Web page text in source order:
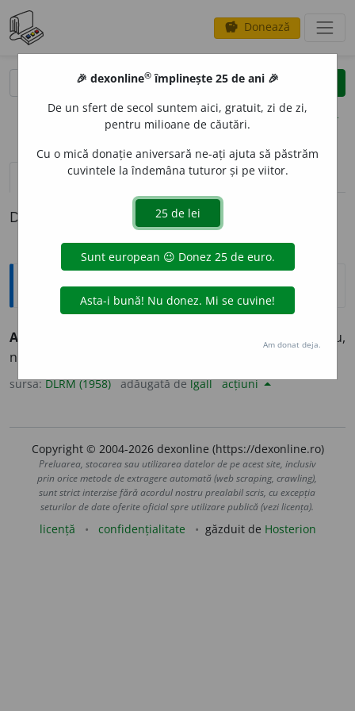
savings Donează
clear
opțiuni
definiții (1) pronunțievolume_up (50)
Definiția cu ID-ul 529027:
Explicative DEX
AMUZ
Distractiv, hazliu,
nostim. –
sursa:DLRM (1958) adăugată delgall acțiuni
Copyright © 2004-2026 dexonline (https://dexonline.ro)
Preluarea, stocarea sau utilizarea datelor de pe acest site, inclusiv
prin orice metode de extragere automată (web scraping, crawling),
sunt strict interzise fără acordul nostru prealabil scris, cu excepția
seturilor de date oferite oficial spre utilizare publică (vezi licența).
licență confidențialitate găzduit de Hosterion
🎉 dexonline® împlinește 25 de ani 🎉
De un sfert de secol suntem aici, gratuit, zi de zi,
pentru milioane de căutări.
Cu o mică donație aniversară ne-ați ajuta să păstrăm
cuvintele la îndemâna tuturor și pe viitor.
Am donat deja.